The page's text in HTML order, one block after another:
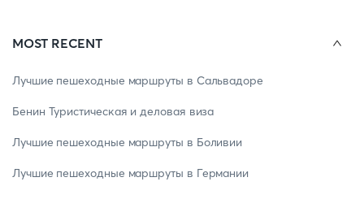
MOST RECENT
Лучшие пешеходные маршруты в Сальвадоре
Бенин Туристическая и деловая виза
Лучшие пешеходные маршруты в Боливии
Лучшие пешеходные маршруты в Германии